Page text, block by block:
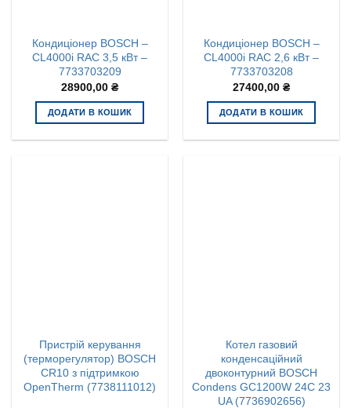
Кондиціонер BOSCH –
CL4000i RAC 3,5 кВт –
7733703209
28900,00 ₴
ДОДАТИ В КОШИК
Кондиціонер BOSCH –
CL4000i RAC 2,6 кВт –
7733703208
27400,00 ₴
ДОДАТИ В КОШИК
Пристрій керування
(терморегулятор) BOSCH
CR10 з підтримкою
OpenTherm (7738111012)
Котел газовий
конденсаційний
двоконтурний BOSCH
Condens GC1200W 24C 23
UA (7736902656)